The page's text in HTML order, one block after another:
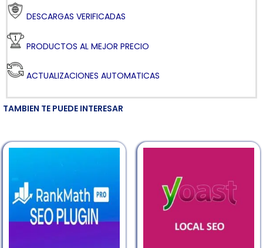
DESCARGAS VERIFICADAS
PRODUCTOS AL MEJOR PRECIO
ACTUALIZACIONES AUTOMATICAS
TAMBIEN TE PUEDE INTERESAR